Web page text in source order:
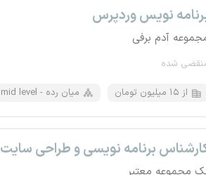
نویس وردپرس
آدم برفی
شده
از ۱۵ میلیون تومان mid level - میان رده
برنامه نویسی و طراحی سایت